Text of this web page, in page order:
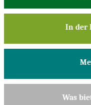
In der
Was